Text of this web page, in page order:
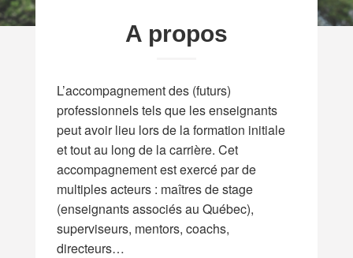
A propos
L’accompagnement des (futurs)
professionnels tels que les enseignants
peut avoir lieu lors de la formation initiale
et tout au long de la carrière. Cet
accompagnement est exercé par de
multiples acteurs : maîtres de stage
(enseignants associés au Québec),
superviseurs, mentors, coachs,
directeurs…